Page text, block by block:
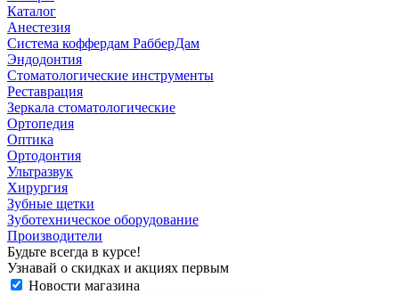
Каталог
Анестезия
Система коффердам РабберДам
Эндодонтия
Стоматологические инструменты
Реставрация
Зеркала стоматологические
Ортопедия
Оптика
Ортодонтия
Ультразвук
Хирургия
Зубные щетки
Зуботехническое оборудование
Производители
Будьте всегда в курсе!
Узнавай о скидках и акциях первым
Новости магазина